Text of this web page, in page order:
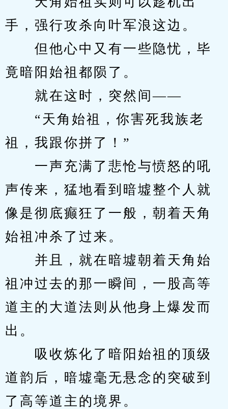
手，强行攻杀向叶军浪这边。
但他心中又有一些隐忧，毕
竟暗阳始祖都陨了。
就在这时，突然间——
“天角始祖，你害死我族老
祖，我跟你拼了！”
一声充满了悲怆与愤怒的吼
声传来，猛地看到暗墟整个人就
像是彻底癫狂了一般，朝着天角
始祖冲杀了过来。
并且，就在暗墟朝着天角始
祖冲过去的那一瞬间，一股高等
道主的大道法则从他身上爆发而
出。
吸收炼化了暗阳始祖的顶级
道韵后，暗墟毫无悬念的突破到
了高等道主的境界。